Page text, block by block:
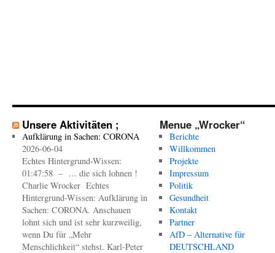
Unsere Aktivitäten ;
Aufklärung in Sachen: CORONA
2026-06-04
Echtes Hintergrund-Wissen:
01:47:58 – … die sich lohnen !
Charlie Wrocker Echtes
Hintergrund-Wissen: Aufklärung in
Sachen: CORONA. Anschauen
lohnt sich und ist sehr kurzweilig,
wenn Du für „Mehr
Menschlichkeit“ stehst. Karl-Peter
Menue „Wrocker“
Berichte
Willkommen
Projekte
Impressum
Politik
Gesundheit
Kontakt
Partner
AfD – Alternative für
DEUTSCHLAND